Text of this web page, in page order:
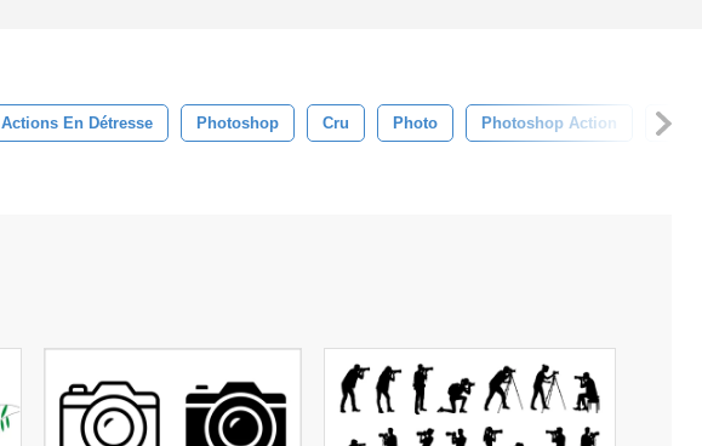
Actions En Détresse Photoshop Cru Photo Photoshop Action